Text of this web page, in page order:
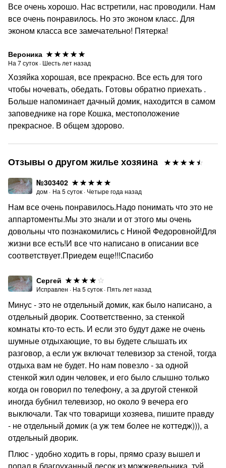
Все очень хорошо. Нас встретили, нас проводили. Нам
все очень понравилось. Но это эконом класс. Для
эконом класса все замечательно! Пятерка!
Вероника
На 7суток · Шесть лет назад
Хозяйка хорошая, все прекрасно. Все есть для того
чтобы ночевать, обедать. Готовы обратно приехать .
Больше напоминает дачный домик, находится в самом
заповеднике на горе Кошка, местоположение
прекрасное. В общем здорово.
Отзывы о другом жилье хозяина
№303402
дом · На 5 суток · Четыре года назад
Нам все очень понравилось.Надо понимать что это не
аппартоменты.Мы это знали и от этого мы очень
довольны что познакомились с Ниной Федоровной!Для
жизни все есть!И все что написано в описании все
соответствует.Приедем еще!!!Спасибо
Сергей
Исправлен · На 5 суток · Пять лет назад
Минус - это не отдельный домик, как было написано, а
отдельный дворик. Соответственно, за стенкой
комнаты кто-то есть. И если это будут даже не очень
шумные отдыхающие, то вы будете слышать их
разговор, а если уж включат телевизор за стеной, тогда
отдыха вам не будет. Но нам повезло - за одной
стенкой жил один человек, и его было слышно только
когда он говорил по телефону, а за другой стенкой
иногда бубнил телевизор, но около 9 вечера его
выключали. Так что товарищи хозяева, пишите правду
- не отдельный домик (а уж тем более не коттедж))), а
отдельный дворик.
Плюс - удобно ходить в горы, прямо сразу вышел и